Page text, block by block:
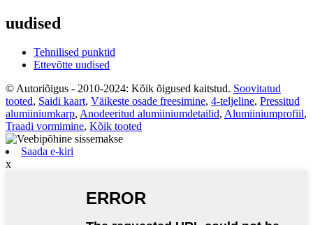
uudised
Tehnilised punktid
Ettevõtte uudised
© Autoriõigus - 2010-2024: Kõik õigused kaitstud. Soovitatud
tooted, Saidi kaart, Väikeste osade freesimine, 4-teljeline, Pressitud
alumiiniumkarp, Anodeeritud alumiiniumdetailid, Alumiiniumprofiil,
Traadi vormimine, Kõik tooted
Saada e-kiri
x